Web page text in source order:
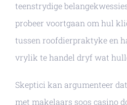
teenstrydige
probeer voortgaan om hul
tussen roofdierpraktyke en
vrylik te handel dryf wat
Skeptici kan argumenteer dat
met makelaars soos casino